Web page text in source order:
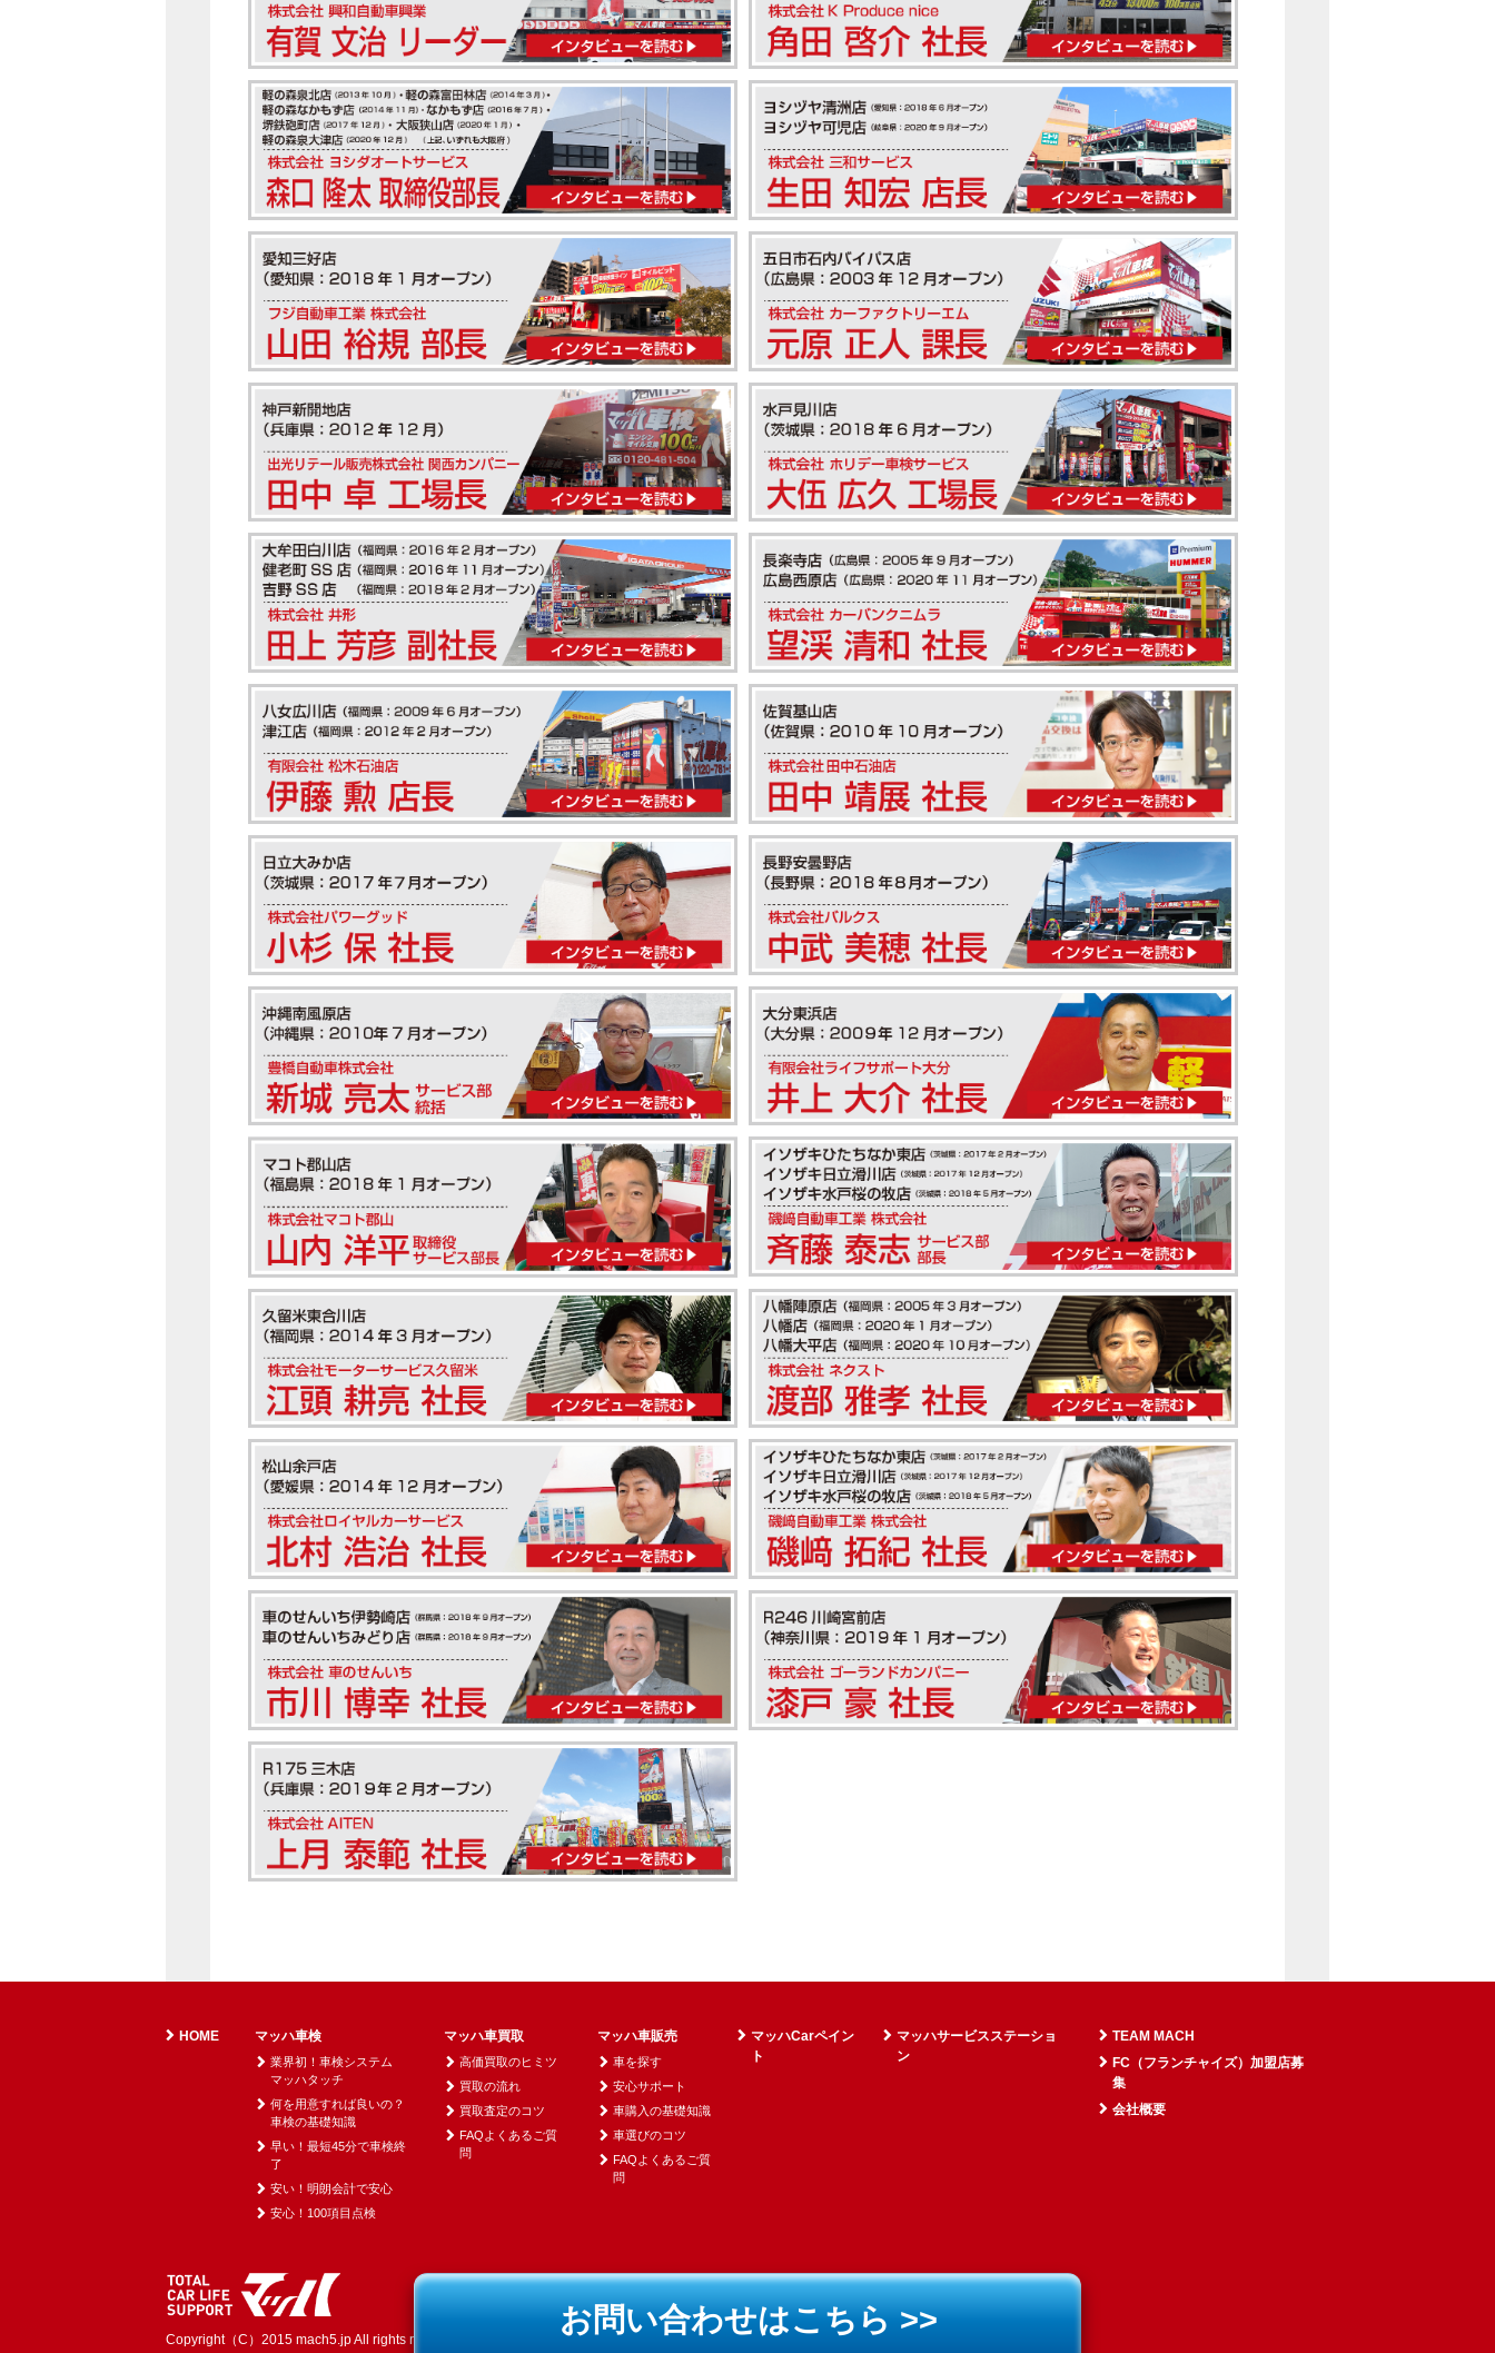
お問い合わせはこちら >>
HOME マッハ車検
業界初！車検システム
マッハタッチ
何を用意すれば良いの？
車検の基礎知識
早い！最短45分で車検終
了
安い！明朗会計で安心
安心！100項目点検
マッハ車買取
高価買取のヒミツ
買取の流れ
買取査定のコツ
FAQよくあるご質
問
マッハ車販売
車を探す
安心サポート
車購入の基礎知識
車選びのコツ
FAQよくあるご質
問
マッハCarペイン
ト
マッハサービスステーショ
ン
TEAM MACH
FC（フランチャイズ）加盟店募
集
会社概要
Copyright（C）2015 mach5.jp All rights reserved.